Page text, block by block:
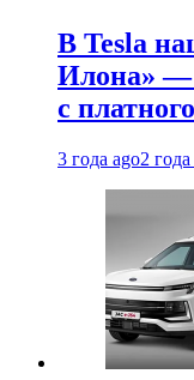
В Tesla
Илона» —
с
3 года ago2